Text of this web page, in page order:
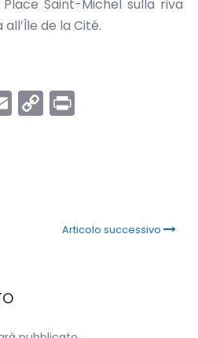
Saint-Michel sulla riva
de la Cité.
Email
Copy
Link
Articolo successivo